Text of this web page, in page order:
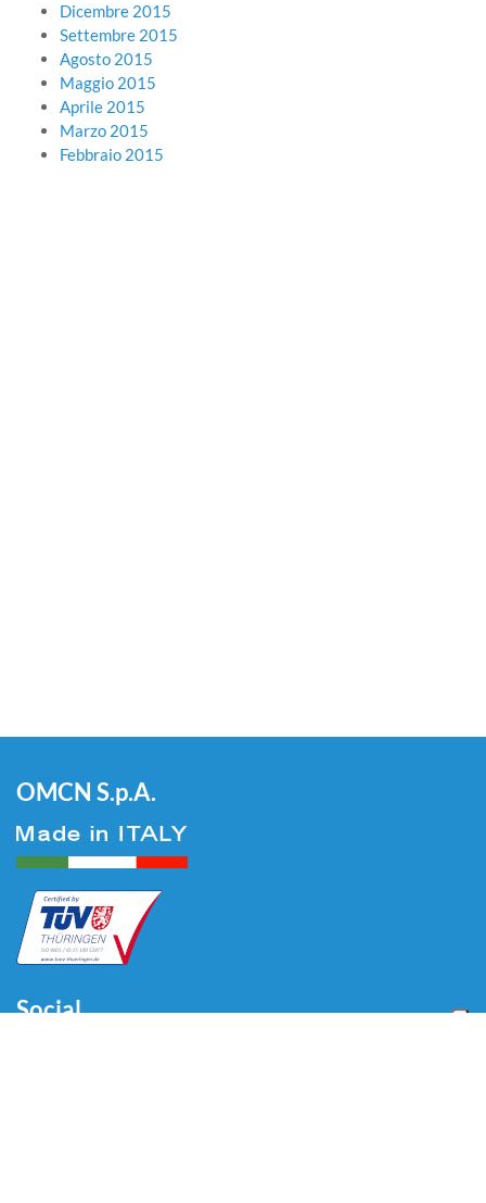
Dicembre 2015
Settembre 2015
Agosto 2015
Maggio 2015
Aprile 2015
Marzo 2015
Febbraio 2015
OMCN S.p.A.
Social